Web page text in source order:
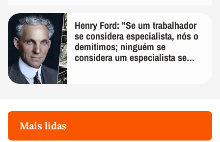
Henry Ford: "Se um trabalhador
se considera especialista, nós o
demitimos; ninguém se
considera um especialista se
Mais lidas